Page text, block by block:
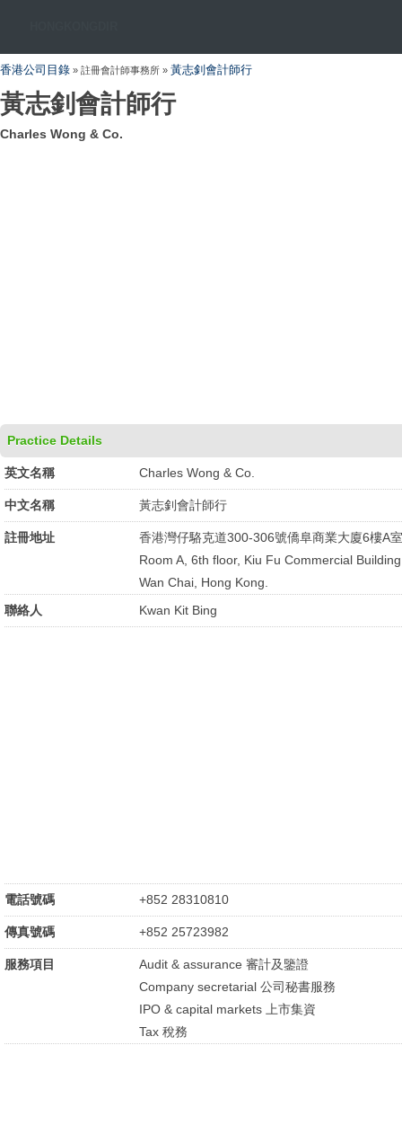
香港公司目錄 » 註冊會計師事務所 » 黃志釗會計師行
黃志釗會計師行
Charles Wong & Co.
Practice Details
英文名稱 Charles Wong & Co.
中文名稱 黃志釗會計師行
註冊地址
香港灣仔駱克道300-306號僑阜商業大廈6樓A室
Room A, 6th floor, Kiu Fu Commercial
Wan Chai, Hong Kong.
聯絡人
Kwan Kit Bing
電話號碼 +852 28310810
傳真號碼 +852 25723982
服務項目
Audit & assurance 審計及鑒證
Company secretarial 公司秘書服務
IPO & capital markets 上市集資
Tax 稅務